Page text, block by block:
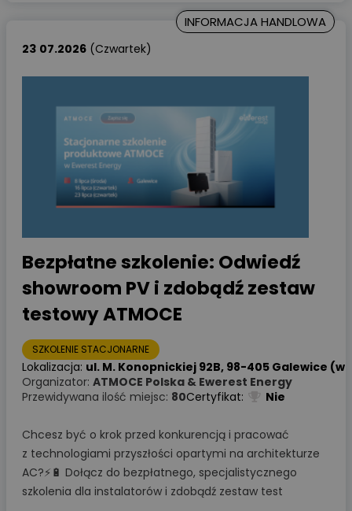
INFORMACJA HANDLOWA
23 07.2026 (Czwartek)
Bezpłatne szkolenie: Odwiedź
showroom PV i zdobądź zestaw
testowy ATMOCE
SZKOLENIE STACJONARNE
Lokalizacja: ul. M. Konopnickiej 92B, 98-405 Galewice
Organizator: ATMOCE Polska & Ewerest Energy
Przewidywana ilość miejsc: 80Certyfikat: Nie
Chcesz być o krok przed konkurencją i pracować
z technologiami przyszłości opartymi na architekturze
AC?⚡🔋 Dołącz do bezpłatnego, specjalistycznego
szkolenia dla instalatorów i zdobądź zestaw test